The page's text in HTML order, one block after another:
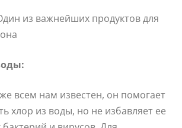
из важнейших продуктов для
всем нам известен, он помогает
хлор из воды, но не избавляет ее